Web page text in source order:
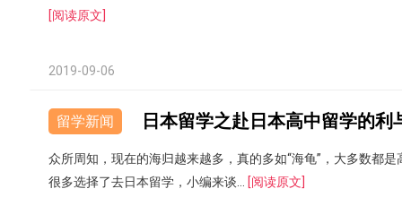
[阅读原文]
2019-09-06
留学新闻 日本留学之赴日本高中留学的利
众所周知，现在的海归越来越多，真的多如“海龟”，大多数都
很多选择了去日本留学，小编来谈...
[阅读原文]